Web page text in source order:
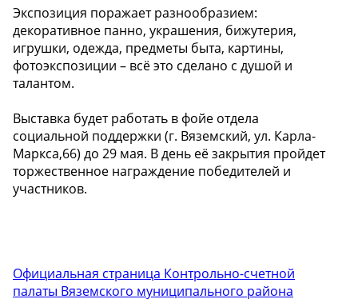
Экспозиция поражает разнообразием:
декоративное панно, украшения, бижутерия,
игрушки, одежда, предметы быта, картины,
фотоэкспозиции – всё это сделано с душой и
талантом.
Выставка будет работать в фойе отдела
социальной поддержки (г. Вяземский, ул. Карла-
Маркса,66) до 29 мая. В день её закрытия пройдет
торжественное награждение победителей и
участников.
Официальная страница Контрольно-счетной
палаты Вяземского муниципального района